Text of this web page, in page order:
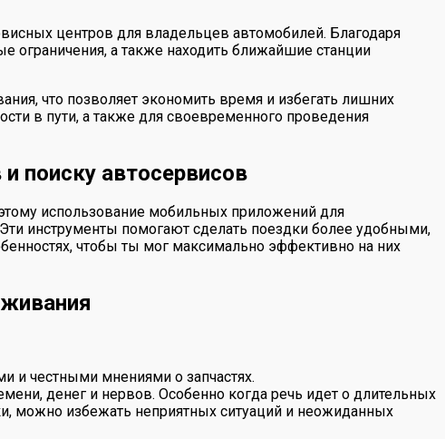
центров для владельцев автомобилей. Благодаря
ограничения, а также находить ближайшие станции
что позволяет экономить время и избегать лишних
в пути, а также для своевременного проведения
поиску автосервисов
использование мобильных приложений для
инструменты помогают сделать поездки более удобными,
чтобы ты мог максимально эффективно на них
и честными мнениями о запчастях.
денег и нервов. Особенно когда речь идет о длительных
можно избежать неприятных ситуаций и неожиданных